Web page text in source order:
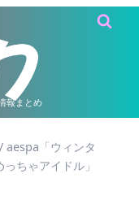
報まとめ
/ aespa「ウィンタ
ちゃアイドル」